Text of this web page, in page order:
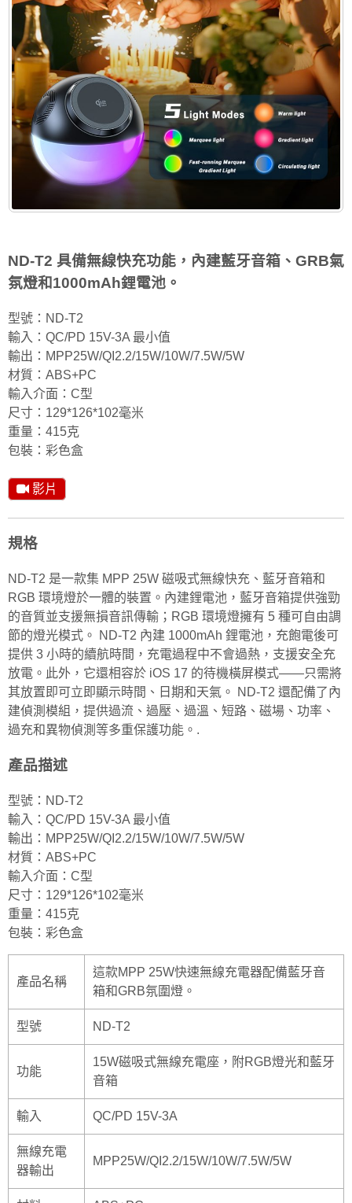
ND-T2 具備無線快充功能，內建藍牙音箱、GRB氣
氛燈和1000mAh鋰電池。
型號：ND-T2
輸入：QC/PD 15V-3A 最小值
輸出：MPP25W/QI2.2/15W/10W/7.5W/5W
材質：ABS+PC
輸入介面：C型
尺寸：129*126*102毫米
重量：415克
包裝：彩色盒
影片
規格
ND-T2 是一款集 MPP 25W 磁吸式無線快充、藍牙音箱和
RGB 環境燈於一體的裝置。內建鋰電池，藍牙音箱提供強勁
的音質並支援無損音訊傳輸；RGB 環境燈擁有 5 種可自由調
節的燈光模式。 ND-T2 內建 1000mAh 鋰電池，充飽電後可
提供 3 小時的續航時間，充電過程中不會過熱，支援安全充
放電。此外，它還相容於 iOS 17 的待機橫屏模式——只需將
其放置即可立即顯示時間、日期和天氣。 ND-T2 還配備了內
建偵測模組，提供過流、過壓、過溫、短路、磁場、功率、
過充和異物偵測等多重保護功能。.
產品描述
型號：ND-T2
輸入：QC/PD 15V-3A 最小值
輸出：MPP25W/QI2.2/15W/10W/7.5W/5W
材質：ABS+PC
輸入介面：C型
尺寸：129*126*102毫米
重量：415克
包裝：彩色盒
產品名稱
這款MPP 25W快速無線充電器配備藍牙音
箱和GRB氛圍燈。
型號 ND-T2
功能
15W磁吸式無線充電座，附RGB燈光和藍牙
音箱
輸入 QC/PD 15V-3A
無線充電
器輸出
MPP25W/QI2.2/15W/10W/7.5W/5W